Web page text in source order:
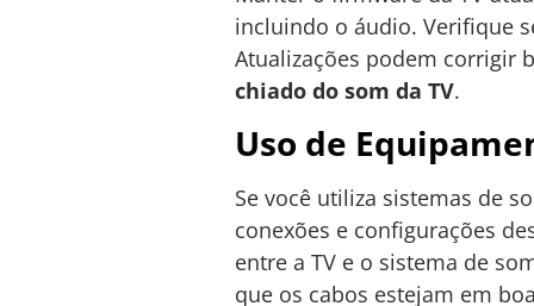
incluindo o áudio. Verifique
Atualizações podem corrigir
chiado do som da TV.
Uso de
Se você utiliza sistemas de
conexões e configurações
entre a TV e o sistema de
que os cabos estejam em